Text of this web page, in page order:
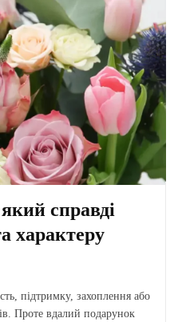
справді
характеру
підтримку, захоплення або
Проте вдалий подарунок